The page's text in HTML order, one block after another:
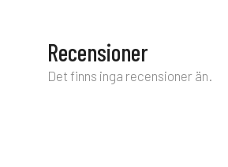
Recensioner
Det finns inga recensioner än.